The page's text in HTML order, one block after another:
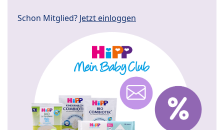
Schon Mitglied? Jetzt einloggen